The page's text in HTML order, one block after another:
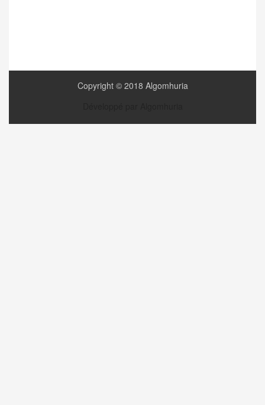
Copyright © 2018 Algomhuria